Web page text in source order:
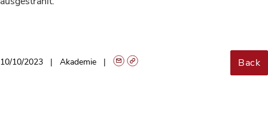
10/10/2023 Akademie Back